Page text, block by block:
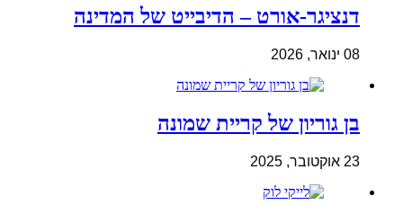
דנציגר-אורט – הדיבייט של המדינה
08 ינואר, 2026
בן גוריון של קריית שמונה
23 אוקטובר, 2025